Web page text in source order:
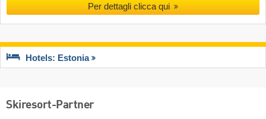
Per dettagli clicca qui
Hotels: Estonia
Skiresort-Partner